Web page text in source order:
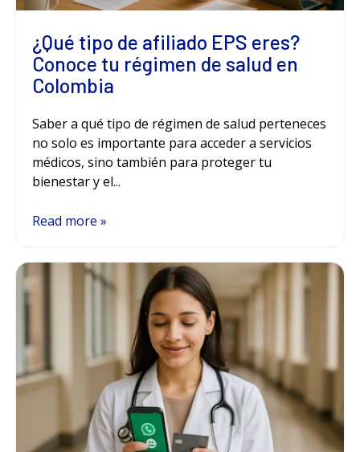
¿Qué tipo de afiliado EPS eres?
Conoce tu régimen de salud en
Colombia
Saber a qué tipo de régimen de salud perteneces
no solo es importante para acceder a servicios
médicos, sino también para proteger tu
bienestar y el...
Read more »